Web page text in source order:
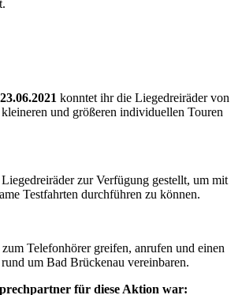
konntet ihr die Liegedreiräder von
und größeren individuellen Touren
zur Verfügung gestellt, um mit
Testfahrten durchführen zu können.
Telefonhörer greifen, anrufen und einen
um Bad Brückenau vereinbaren.
für diese Aktion war: